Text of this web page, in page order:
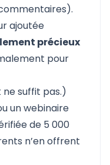
ajoutée
précieux
pour
ne suffit pas.)
un webinaire
de 5 000
n’en offrent